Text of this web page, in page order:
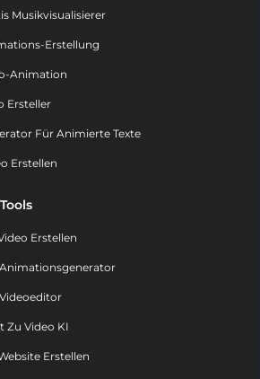
Musikvisualisierer
Erstellung
Animation
Ersteller
Für Animierte Texte
Erstellen
Erstellen
Zu Video KI
Erstellen